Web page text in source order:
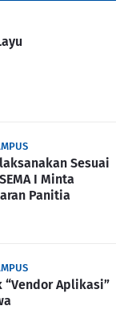
Sesuai
I Minta
Panitia
“Vendor Aplikasi”